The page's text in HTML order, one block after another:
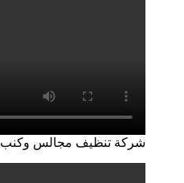
شركة تنظيف مجالس وكنب